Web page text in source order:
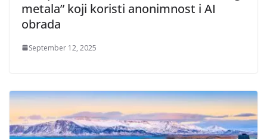
metala” koji koristi anonimnost i AI
obrada
September 12, 2025